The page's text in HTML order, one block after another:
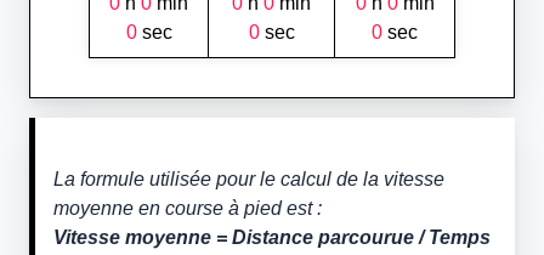
0sec
0sec
0 sec
La formule utilisée pour le calcul de la vitesse
moyenne en course à pied est :
Vitesse moyenne = Distance parcourue / Temps